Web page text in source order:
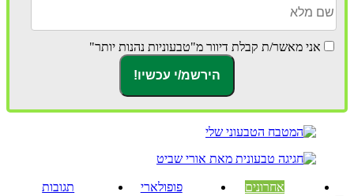
אני מאשר/ת קבלת דיוור מ"טבעוניות נהנות יותר"
אחרונים פופולארי תגובות